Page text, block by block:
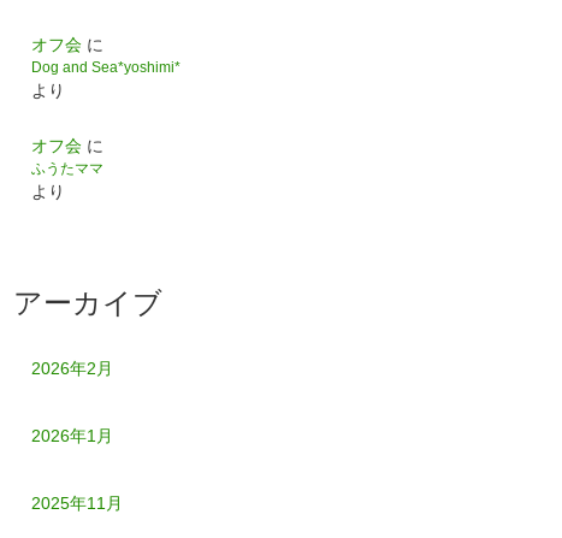
オフ会 に
Dog and Sea*yoshimi*
より
オフ会 に
ふうたママ
より
アーカイブ
2026年2月
2026年1月
2025年11月